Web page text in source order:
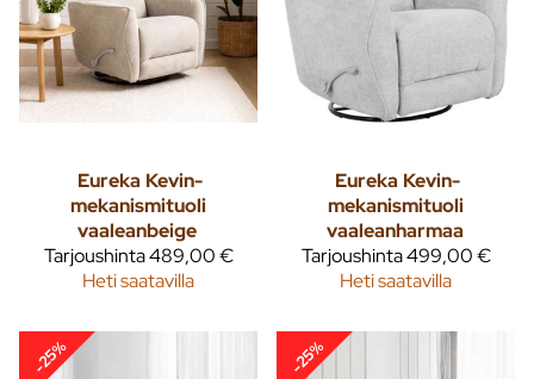
Eureka Kevin-
mekanismituoli
vaaleanbeige
Tarjoushinta489,00 €
Heti saatavilla
Eureka Kevin-
mekanismituoli
vaaleanharmaa
Tarjoushinta499,00 €
Heti saatavilla
-25% -25%